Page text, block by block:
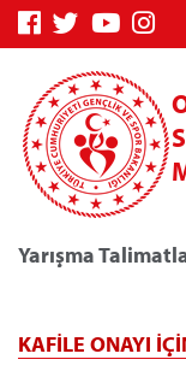
Yarışma
KAFİLE ONAYI
Genç Bilgi